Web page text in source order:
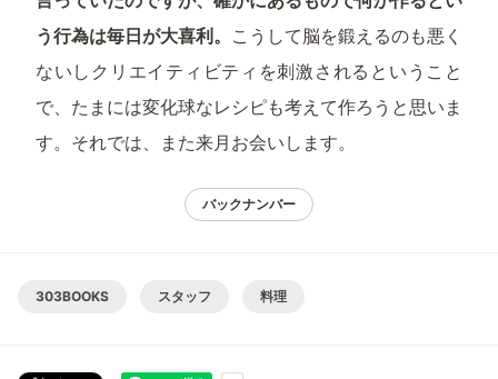
う行為は毎日が大喜利。 こうして脳を鍛えるのも悪く
ないしクリエイティビティを刺激されるということ
で、たまには変化球なレシピも考えて作ろうと思いま
す。それでは、また来月お会いします。
バックナンバー
303BOOKS スタッフ 料理